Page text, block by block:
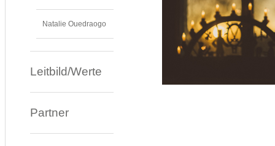
Natalie Ouedraogo
Leitbild/Werte
Partner